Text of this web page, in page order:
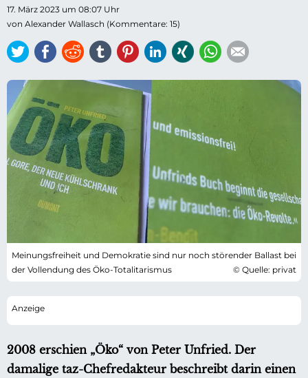
17. März 2023 um 08:07 Uhr
von Alexander Wallasch (Kommentare: 15)
TwitterFacebook
ReddittumblrPinterestLinkedIn
Xing WhatsApp
Meinungsfreiheit und Demokratie sind nur noch störender Ballast bei
der Vollendung des Öko-Totalitarismus
© Quelle: privat
2008 erschien „Öko“ von Peter Unfried. Der
damalige taz-Chefredakteur beschreibt darin einen